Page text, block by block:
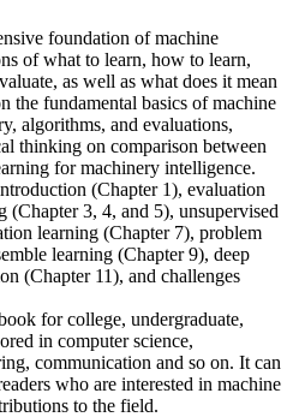
foundation of machine
of what to learn, how to learn,
as well as what does it mean
the fundamental basics of machine
algorithms, and evaluations,
thinking on comparison between
for machinery intelligence.
(Chapter 1), evaluation
(Chapter 3, 4, and 5), unsupervised
learning (Chapter 7), problem
learning (Chapter 9), deep
(Chapter 11), and challenges
for college, undergraduate,
in computer science,
communication and so on. It can
who are interested in machine
to the field.